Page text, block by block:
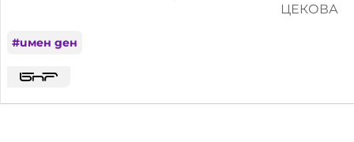
ЦЕКОВА
#имен ден